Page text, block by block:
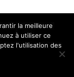
la meilleure
à utiliser ce
l'utilisation des